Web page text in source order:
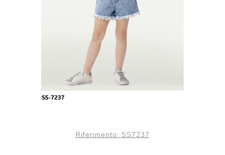
Riferimento: SS7237